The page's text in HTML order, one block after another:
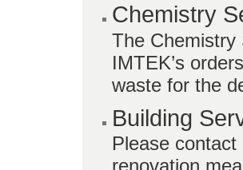
Chemistry
The Chemistry
IMTEK’s
waste for the
Building
Please contact
renovation